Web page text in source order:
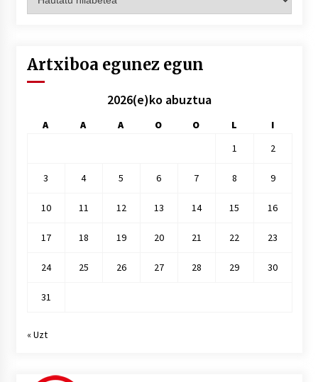
hilez
Artxiboa egunez egun
2026(e)ko abuztua
A A A O O L
I
1
2
3 4 5 6 7 8 9
10 11 12 13 14 15 16
17 18 19 20 21 22 23
24 25 26 27 28 29 30
31
« Uzt